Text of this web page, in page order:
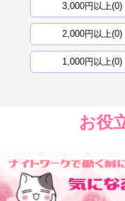
3,000円以上(0)
2,000円以上(0)
1,000円以上(0)
お役